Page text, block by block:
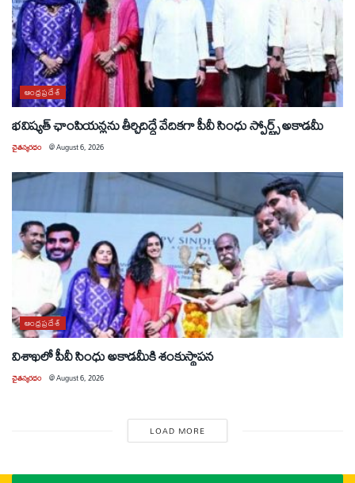
ఆంధ్రప్రదేశ్
భవిష్యత్ ఛాంపియన్లను తీర్చిదిద్దే వేదికగా పీవీ సింధు స్పోర్ట్స్ అకాడమీ
చైతన్యరధం @August 6, 2026
ఆంధ్రప్రదేశ్
విశాఖలో పీవీ సింధు అకాడమీకి శంకుస్థాపన
చైతన్యరధం @August 6, 2026
LOAD MORE